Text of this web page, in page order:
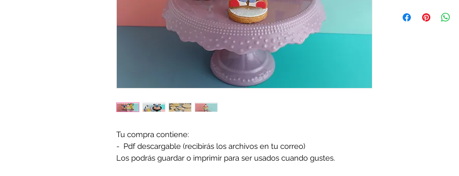
Tu compra contiene:
- Pdf descargable (recibirás los archivos en tu correo)
Los podrás guardar o imprimir para ser usados cuando gustes.
descargado